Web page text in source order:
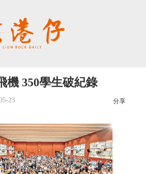
機 350學生破紀錄
23 分享